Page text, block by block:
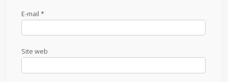
E-mail*
Site web